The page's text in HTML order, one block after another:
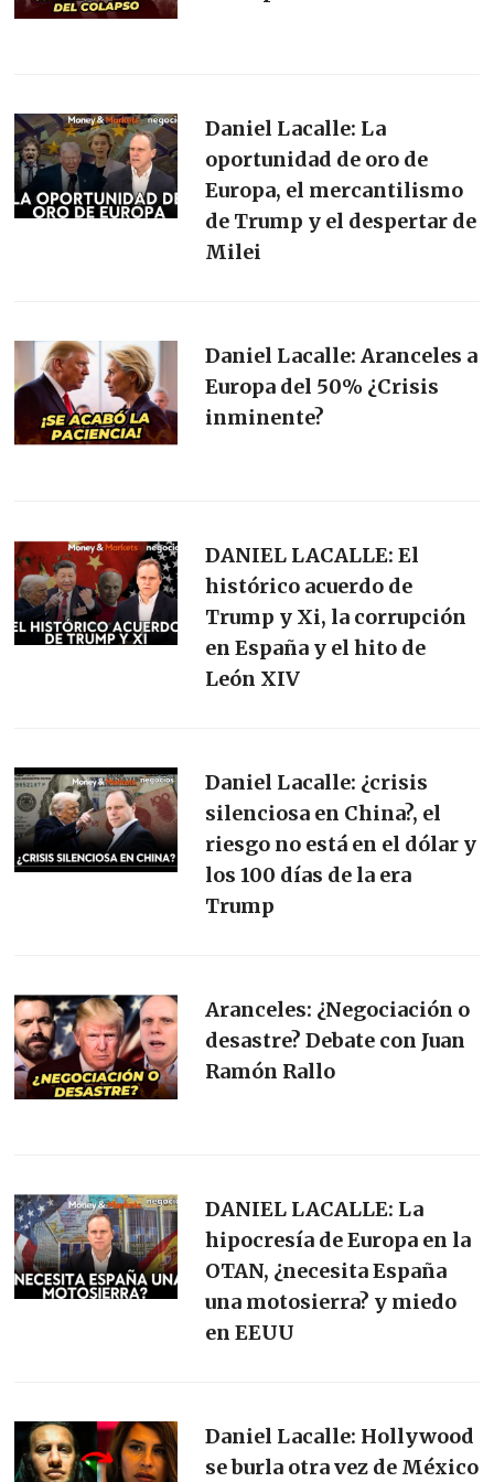
Daniel Lacalle: La
oportunidad de oro de
Europa, el mercantilismo
de Trump y el despertar de
Milei
Daniel Lacalle: Aranceles a
Europa del 50% ¿Crisis
inminente?
DANIEL LACALLE: El
histórico acuerdo de
Trump y Xi, la corrupción
en España y el hito de
León XIV
Daniel Lacalle: ¿crisis
silenciosa en China?, el
riesgo no está en el dólar y
los 100 días de la era
Trump
Aranceles: ¿Negociación o
desastre? Debate con Juan
Ramón Rallo
DANIEL LACALLE: La
hipocresía de Europa en la
OTAN, ¿necesita España
una motosierra? y miedo
en EEUU
Daniel Lacalle: Hollywood
se burla otra vez de México